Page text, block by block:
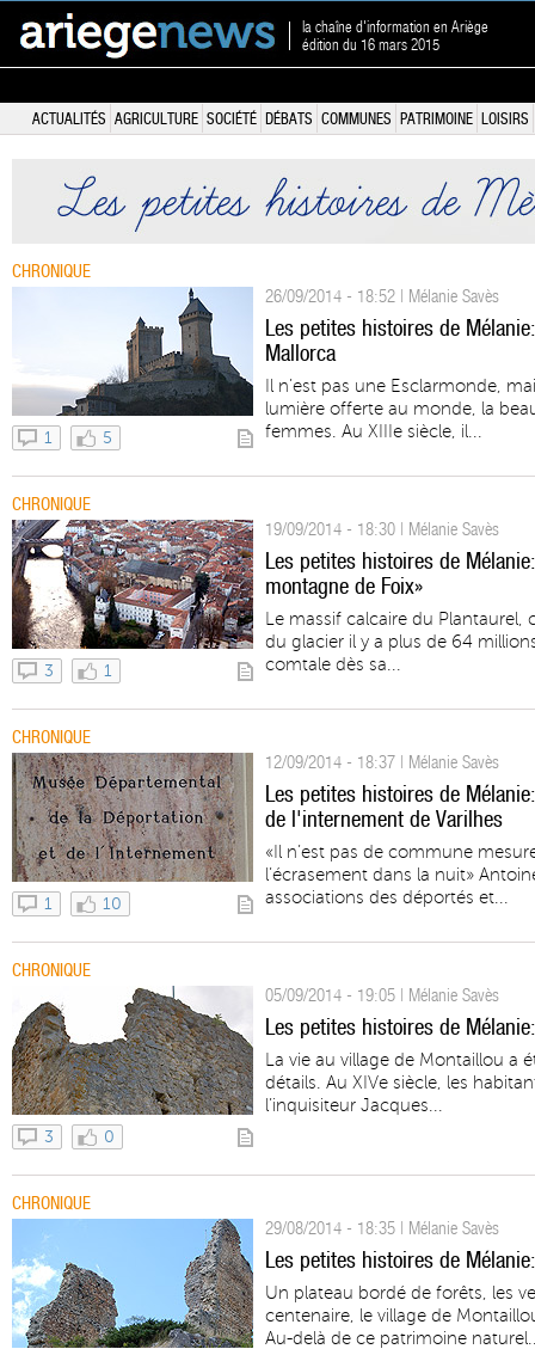
la chaîne d'information en Ariège
édition du 16 mars 2015
ACTUALITÉS AGRICULTURE SOCIÉTÉ DÉBATS COMMUNES PATRIMOINE LOISIRS
CHRONIQUE
1 5
26/09/2014 - 18:52 | Mélanie Savès
Les petites histoires de
Mallorca
Il n’est pas une Esclarmonde,
lumière offerte au monde, la
femmes. Au XIIIe siècle, il...
CHRONIQUE
3 1
19/09/2014 - 18:30 | Mélanie Savès
Les petites histoires de
montagne de Foix»
Le massif calcaire du
du glacier il y a plus de 64
comtale dès sa...
CHRONIQUE
1 10
12/09/2014 - 18:37 | Mélanie Savès
Les petites histoires de
de l'internement de Varilhes
«Il n’est pas de commune
l’écrasement dans la nuit»
associations des déportés et...
CHRONIQUE
3 0
05/09/2014 - 19:05 | Mélanie Savès
Les petites histoires de
La vie au village de Montaillou a
détails. Au XIVe siècle, les
l’inquisiteur Jacques...
CHRONIQUE
29/08/2014 - 18:35 | Mélanie Savès
Les petites histoires de
Un plateau bordé de forêts, les
centenaire, le village de
Au-delà de ce patrimoine